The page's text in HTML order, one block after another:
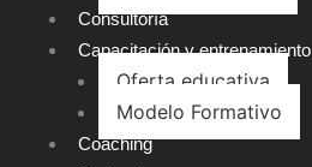
Consultoría
Capacitación y entrenamiento
Oferta educativa
Modelo Formativo
Coaching